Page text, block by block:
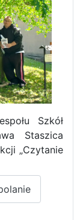
Szkół
Staszica
„Czytanie